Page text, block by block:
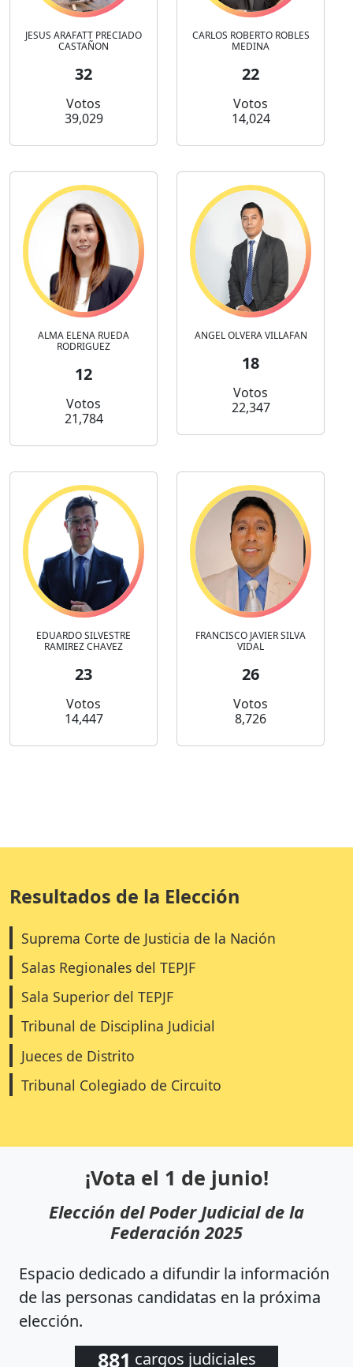
JESUS ARAFATT PRECIADO
CASTAÑON
32
Votos
39,029
CARLOS ROBERTO ROBLES
MEDINA
22
Votos
14,024
ALMA ELENA RUEDA
RODRIGUEZ
12
Votos
21,784
ANGEL OLVERA VILLAFAN
18
Votos
22,347
EDUARDO SILVESTRE
RAMIREZ CHAVEZ
23
Votos
14,447
FRANCISCO JAVIER SILVA
VIDAL
26
Votos
8,726
Resultados de la Elección
Suprema Corte de Justicia de la Nación
Salas Regionales del TEPJF
Sala Superior del TEPJF
Tribunal de Disciplina Judicial
Jueces de Distrito
Tribunal Colegiado de Circuito
¡Vota el 1 de junio!
Elección del Poder Judicial de la
Federación 2025
Espacio dedicado a difundir la información
de las personas candidatas en la próxima
elección.
881 cargos judiciales